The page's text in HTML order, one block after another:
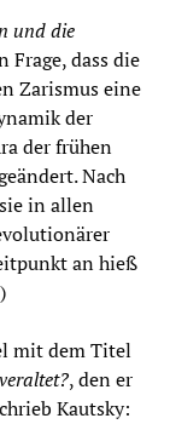
und die
Frage, dass die
Zarismus eine
der
der frühen
Nach
in allen
an hieß
mit dem Titel
, den er
Kautsky: